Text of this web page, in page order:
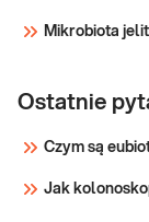
Mikrobiota
Ostatnie
Czym są
Jak